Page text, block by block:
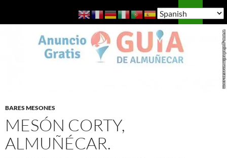
Guía de Almuñécar
MENÚ
BARES MESONES
MESÓN CORTY,
ALMUÑÉCAR.